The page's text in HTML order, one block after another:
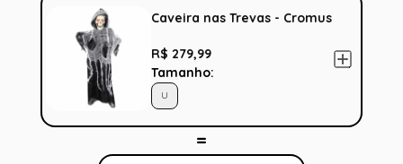
Caveira nas Trevas - Cromus
R$ 279,99
Tamanho:
U